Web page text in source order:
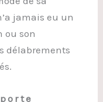
jamais eu un
ou son
délabrements